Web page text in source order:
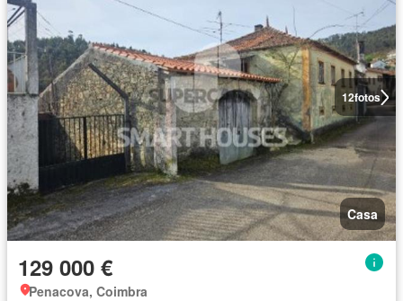
12fotos
Casa
129 000 €
Penacova, Coimbra